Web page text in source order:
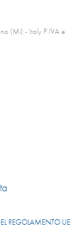
(Mi) - Italy P.IVA e
REGOLAMENTO UE